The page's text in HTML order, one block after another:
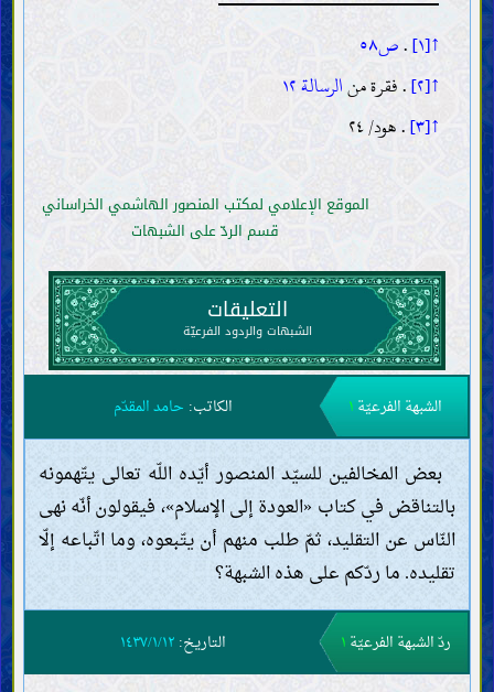
↑[١] .ص٥٨
↑[٢] . فقرة منالرسالة ١٢
↑[٣] . هود/ ٢٤
الموقع الإعلامي لمكتب المنصور الهاشمي الخراساني
قسم الردّ على الشبهات
التعليقات
الشبهات والردود الفرعيّة
الشبهة الفرعيّة ١ الكاتب: حامد المقدّم
بعض المخالفين للسيّد المنصور أيّده اللّه تعالى يتّهمونه
بالتناقض في كتاب «العودة إلى الإسلام»، فيقولون أنّه نهى
النّاس عن التقليد، ثمّ طلب منهم أن يتّبعوه، وما اتّباعه إلّا
تقليده. ما ردّكم على هذه الشبهة؟
ردّ الشبهة الفرعيّة ١ التاريخ: ١٤٣٧/١/١٢